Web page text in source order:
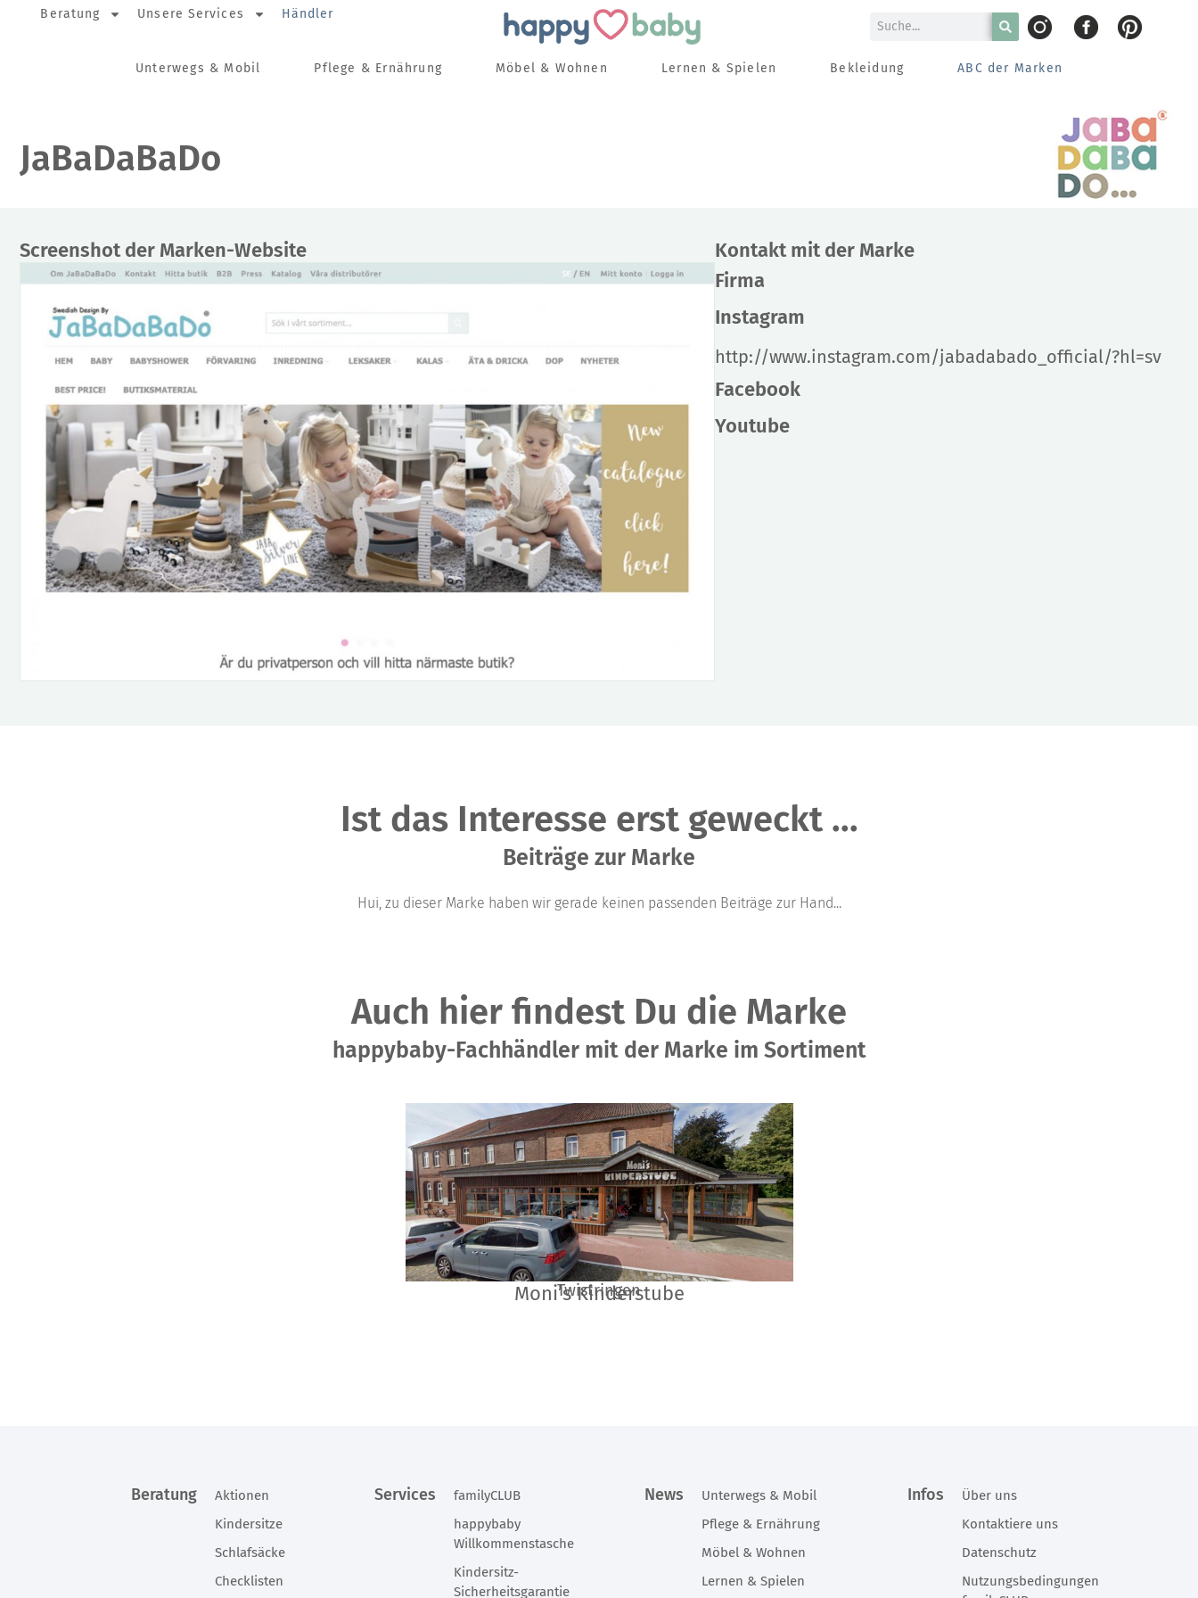
Beratung Unsere Services Händler
Unterwegs & Mobil Pflege & Ernährung Möbel & Wohnen Lernen & Spielen Bekleidung ABC der Marken
JaBaDaBaDo
Screenshot der Marken-Website
Kontakt mit der Marke
Firma
Instagram
http://www.instagram.com/jabadabado_official/?hl=sv
Facebook
Youtube
Ist das Interesse erst geweckt ...
Beiträge zur Marke
Hui, zu dieser Marke haben wir gerade keinen passenden Beiträge zur Hand...
Auch hier findest Du die Marke
happybaby-Fachhändler mit der Marke im Sortiment
Twistringen
Moni’s Kinderstube
Beratung
Aktionen
Kindersitze
Schlafsäcke
Checklisten
Services
familyCLUB
happybaby
Willkommenstasche
Kindersitz-
Sicherheitsgarantie
News
Unterwegs & Mobil
Pflege & Ernährung
Möbel & Wohnen
Lernen & Spielen
Infos
Über uns
Kontaktiere uns
Datenschutz
Nutzungsbedingungen